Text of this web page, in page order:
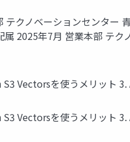
クノベーションセンター
2025年7月 営業本部 テ
Vectorsを使うメリット
Vectorsを使うメリット